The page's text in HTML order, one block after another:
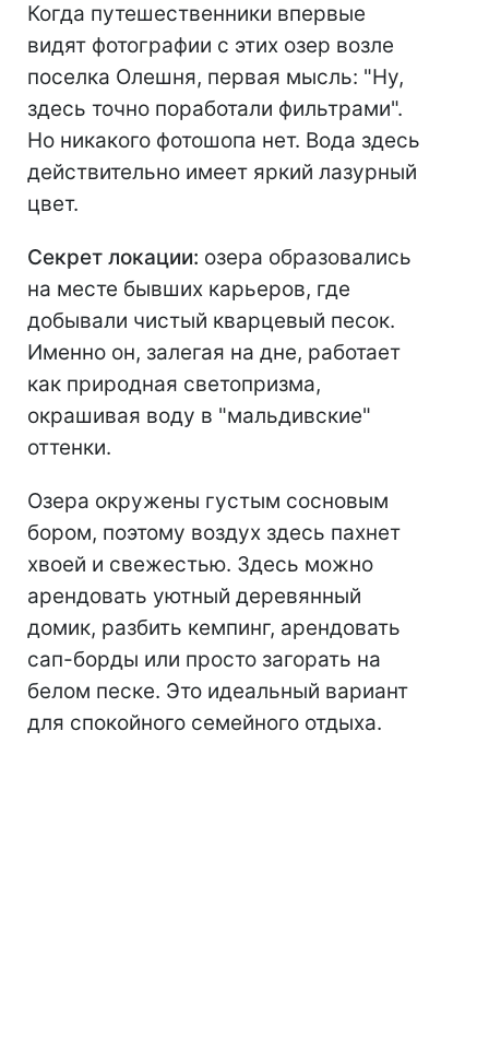
Когда путешественники впервые
видят фотографии с этих озер возле
поселка Олешня, первая мысль: "Ну,
здесь точно поработали фильтрами".
Но никакого фотошопа нет. Вода здесь
действительно имеет яркий лазурный
цвет.
Секрет локации: озера образовались
на месте бывших карьеров, где
добывали чистый кварцевый песок.
Именно он, залегая на дне, работает
как природная светопризма,
окрашивая воду в "мальдивские"
оттенки.
Озера окружены густым сосновым
бором, поэтому воздух здесь пахнет
хвоей и свежестью. Здесь можно
арендовать уютный деревянный
домик, разбить кемпинг, арендовать
сап-борды или просто загорать на
белом песке. Это идеальный вариант
для спокойного семейного отдыха.